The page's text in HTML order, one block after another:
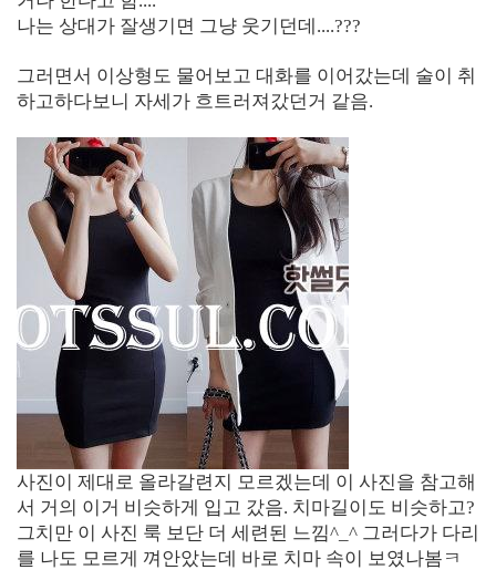
나는 상대가 잘생기면 그냥 웃기던데....???
그러면서 이상형도 물어보고 대화를 이어갔는데 술이 취
하고하다보니 자세가 흐트러져갔던거 같음.
사진이 제대로 올라갈련지 모르겠는데 이 사진을 참고해
서 거의 이거 비슷하게 입고 갔음. 치마길이도 비슷하고?
그치만 이 사진 룩 보단 더 세련된 느낌^_^ 그러다가 다리
를 나도 모르게 껴안았는데 바로 치마 속이 보였나봄ㅋ